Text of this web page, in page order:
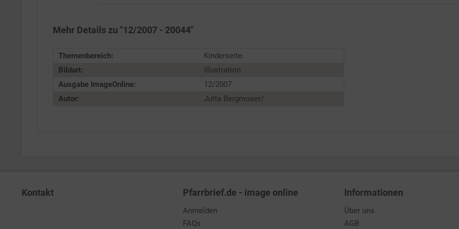
Mehr Details zu "12/2007 - 20044"
Themenbereich:
Kinderseite
Bildart:
Illustration
Ausgabe ImageOnline:
12/2007
Autor:
Jutta Bergmoser/
Kontakt Pfarrbrief.de - image online
Anmelden
FAQs
Informationen
Über uns
AGB
Service